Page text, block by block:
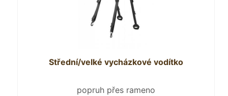
Střední/velké vycházkové vodítko
popruh přes rameno